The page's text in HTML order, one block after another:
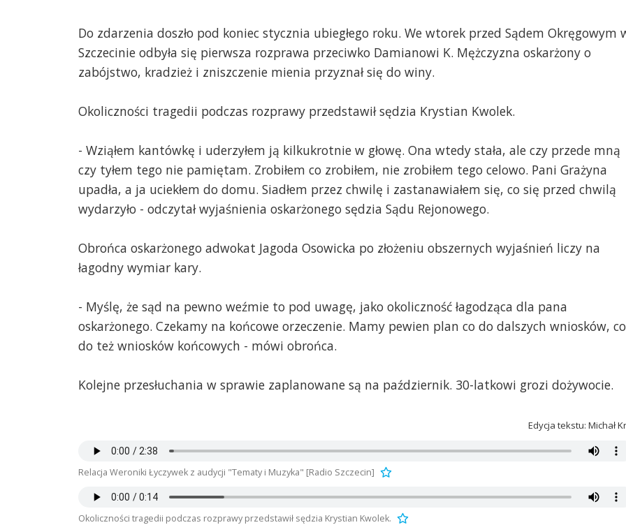
Do zdarzenia doszło pod koniec stycznia ubiegłego roku. We wtorek przed Sądem Okręgowym
Szczecinie odbyła się pierwsza rozprawa przeciwko Damianowi K. Mężczyzna oskarżony o
zabójstwo, kradzież i zniszczenie mienia przyznał się do winy.
Okoliczności tragedii podczas rozprawy przedstawił sędzia Krystian Kwolek.
- Wziąłem kantówkę i uderzyłem ją kilkukrotnie w głowę. Ona wtedy stała, ale czy przede mną
czy tyłem tego nie pamiętam. Zrobiłem co zrobiłem, nie zrobiłem tego celowo. Pani Grażyna
upadła, a ja uciekłem do domu. Siadłem przez chwilę i zastanawiałem się, co się przed chwilą
wydarzyło - odczytał wyjaśnienia oskarżonego sędzia Sądu Rejonowego.
Obrońca oskarżonego adwokat Jagoda Osowicka po złożeniu obszernych wyjaśnień liczy na
łagodny wymiar kary.
- Myślę, że sąd na pewno weźmie to pod uwagę, jako okoliczność łagodząca dla pana
oskarżonego. Czekamy na końcowe orzeczenie. Mamy pewien plan co do dalszych wniosków, co
do też wniosków końcowych - mówi obrońca.
Kolejne przesłuchania w sprawie zaplanowane są na październik. 30-latkowi grozi dożywocie.
Edycja tekstu: Michał
Relacja Weroniki Łyczywek z audycji "Tematy i Muzyka" [Radio Szczecin]
Okoliczności tragedii podczas rozprawy przedstawił sędzia Krystian Kwolek.